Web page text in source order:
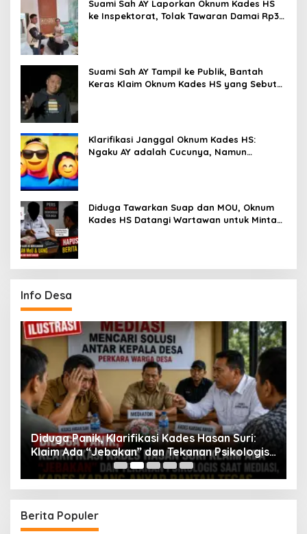
Suami Sah AY Laporkan Oknum Kades HS
ke Inspektorat, Tolak Tawaran Damai Rp3
Suami Sah AY Tampil ke Publik, Bantah
Keras Klaim Oknum Kades HS yang Sebut
Klarifikasi Janggal Oknum Kades HS:
Ngaku AY adalah Cucunya, Namun
Diduga Tawarkan Suap dan MOU, Oknum
Kades HS Datangi Wartawan untuk Minta
Info Desa
Diduga Panik, Klarifikasi Kades Hasan Suri:
Klaim Ada “Jebakan” dan Tekanan Psikologis
Saat Mediasi, Kades Karang Anyar Bantah
Tegas
Berita Populer